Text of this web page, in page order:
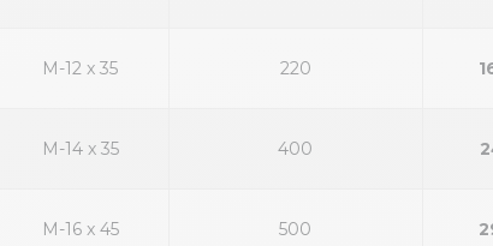
M-12 x 35 220
M-14 x 35 400
M-16 x 45 500